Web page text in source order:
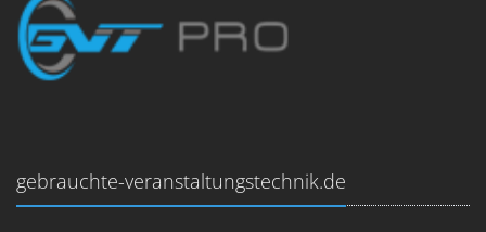
gebrauchte-veranstaltungstechnik.de